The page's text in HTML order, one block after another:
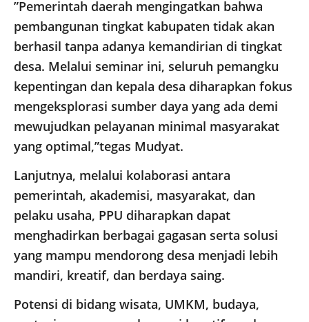
”Pemerintah daerah mengingatkan bahwa
pembangunan tingkat kabupaten tidak akan
berhasil tanpa adanya kemandirian di tingkat
desa. Melalui seminar ini, seluruh pemangku
kepentingan dan kepala desa diharapkan fokus
mengeksplorasi sumber daya yang ada demi
mewujudkan pelayanan minimal masyarakat
yang optimal,”tegas Mudyat.
Lanjutnya, melalui kolaborasi antara
pemerintah, akademisi, masyarakat, dan
pelaku usaha, PPU diharapkan dapat
menghadirkan berbagai gagasan serta solusi
yang mampu mendorong desa menjadi lebih
mandiri, kreatif, dan berdaya saing.
Potensi di bidang wisata, UMKM, budaya,